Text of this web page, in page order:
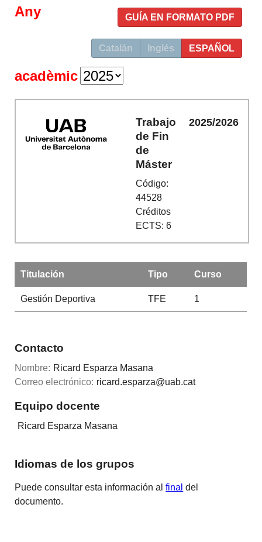
GUÍA EN FORMATO PDF
Catalán Inglés ESPAÑOL
Any
acadèmic
Trabajo
de Fin
de
Máster
Código:
44528
Créditos
ECTS: 6
2025/2026
Titulación Tipo Curso
Gestión Deportiva TFE 1
Contacto
Nombre: Ricard Esparza Masana
Correo electrónico: ricard.esparza@uab.cat
Equipo docente
Ricard Esparza Masana
Idiomas de los grupos
Puede consultar esta información alfinal del
documento.